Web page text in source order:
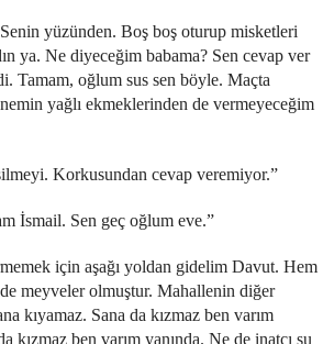
yüzünden. Boş boş oturup misketleri
ya. Ne diyeceğim babama? Sen cevap ver
Tamam, oğlum sus sen böyle. Maçta
yağlı ekmeklerinden de vermeyeceğim
Korkusundan cevap veremiyor.”
İsmail. Sen geç oğlum eve.”
için aşağı yoldan gidelim Davut. Hem
meyveler olmuştur. Mahallenin diğer
kıyamaz. Sana da kızmaz ben varım
kızmaz ben varım yanında. Ne de inatçı şu